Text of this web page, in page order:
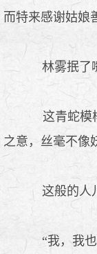
而特来感谢姑娘
林雾抿了
这青蛇模
之意，丝毫不像
这般的人
“我，我也